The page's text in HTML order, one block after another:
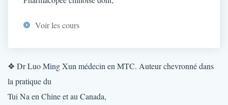
Voir les cours
❖ Dr Luo Ming Xun médecin en MTC. Auteur chevronné dans
la pratique du
Tui Na en Chine et au Canada,